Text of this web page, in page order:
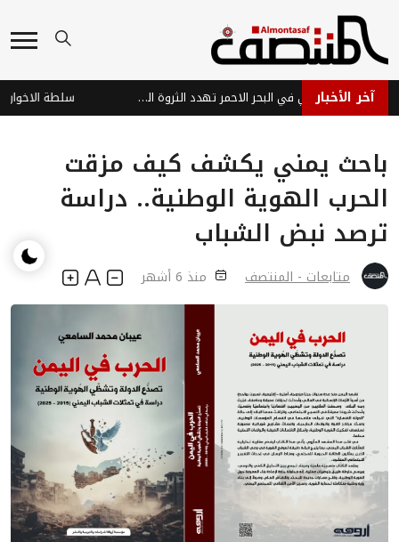
آخر الأخبار هجمات عصابة الحوثي في البحر الاحمر تهدد الثروة السمكية وتفاقم معاناة الصيادين في اليمن
باحث يمني يكشف كيف مزقت
الحرب الهوية الوطنية.. دراسة
ترصد نبض الشباب
متابعات - المنتصف منذ 6 أشهر